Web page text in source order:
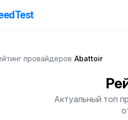
провайдеров Abattoir
Актуальный топ